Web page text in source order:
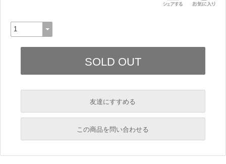
友達にすすめる
必須
この商品を問い合わせる